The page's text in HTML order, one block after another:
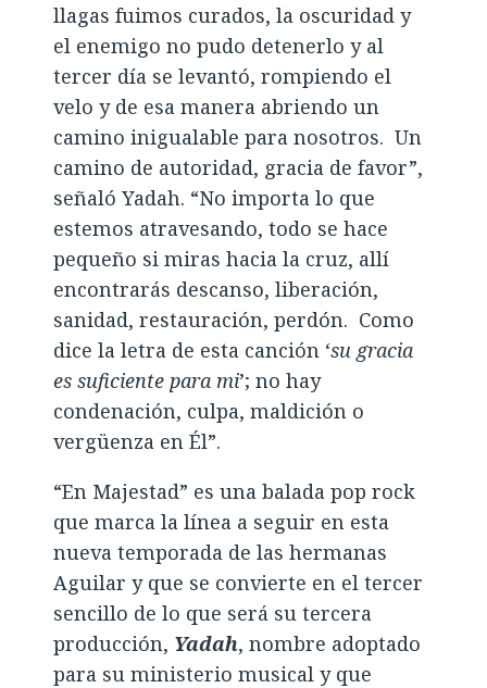
llagas fuimos curados, la oscuridad y
el enemigo no pudo detenerlo y al
tercer día se levantó, rompiendo el
velo y de esa manera abriendo un
camino inigualable para nosotros. Un
camino de autoridad, gracia de favor”,
señaló Yadah. “No importa lo que
estemos atravesando, todo se hace
pequeño si miras hacia la cruz, allí
encontrarás descanso, liberación,
sanidad, restauración, perdón. Como
dice la letra de esta canción ‘su gracia
es suficiente para mi’; no hay
condenación, culpa, maldición o
vergüenza en Él”.
“En Majestad” es una balada pop rock
que marca la línea a seguir en esta
nueva temporada de las hermanas
Aguilar y que se convierte en el tercer
sencillo de lo que será su tercera
producción, Yadah, nombre adoptado
para su ministerio musical y que